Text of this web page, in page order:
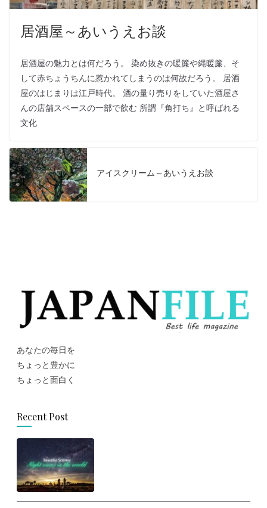
居酒屋～あいうえお談
居酒屋の魅力とは何だろう。 染め抜きの暖簾や縄暖簾、そ
して赤ちょうちんに惹かれてしまうのは何故だろう。 居酒
屋のはじまりは江戸時代。 酒の量り売りをしていた酒屋さ
んの店舗スペースの一部で飲む 所謂『角打ち』と呼ばれる
文化
アイスクリーム～あいうえお談
あなたの毎日を
ちょっと豊かに
ちょっと面白く
Recent Post